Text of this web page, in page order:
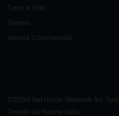
Case e Ville
Terreni
Attività Commerciali
©2026 Ital Home Network Srl.
Creato da Future Labs